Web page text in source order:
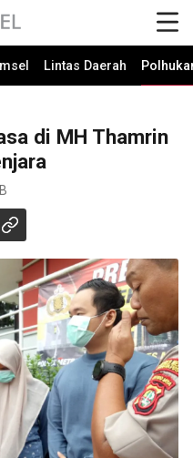
Lintas Daerah
di MH Thamrin